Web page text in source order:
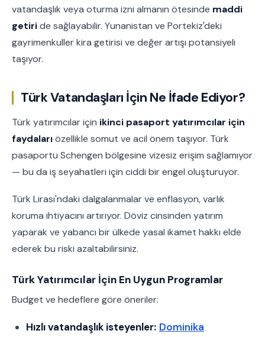
vatandaşlık veya oturma izni almanın ötesinde maddi
getiride sağlayabilir. Yunanistan ve Portekiz'deki
gayrimenkuller kira getirisi ve değer artışı potansiyeli
taşıyor.
Türk Vatandaşları İçin Ne İfade Ediyor?
Türk yatırımcılar için ikinci pasaport yatırımcılar için
faydalarıözellikle somut ve acil önem taşıyor. Türk
pasaportu Schengen bölgesine vizesiz erişim sağlamıyor
— bu da iş seyahatleri için ciddi bir engel oluşturuyor.
Türk Lirası'ndaki dalgalanmalar ve enflasyon, varlık
koruma ihtiyacını artırıyor. Döviz cinsinden yatırım
yaparak ve yabancı bir ülkede yasal ikamet hakkı elde
ederek bu riski azaltabilirsiniz.
Türk Yatırımcılar İçin En Uygun Programlar
Budget ve hedeflere göre öneriler:
Hızlı vatandaşlık isteyenler: Dominika